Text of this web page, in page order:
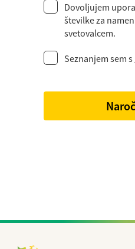
Dovoljujem
številke za
svetovalcem.
Seznanjem sem s